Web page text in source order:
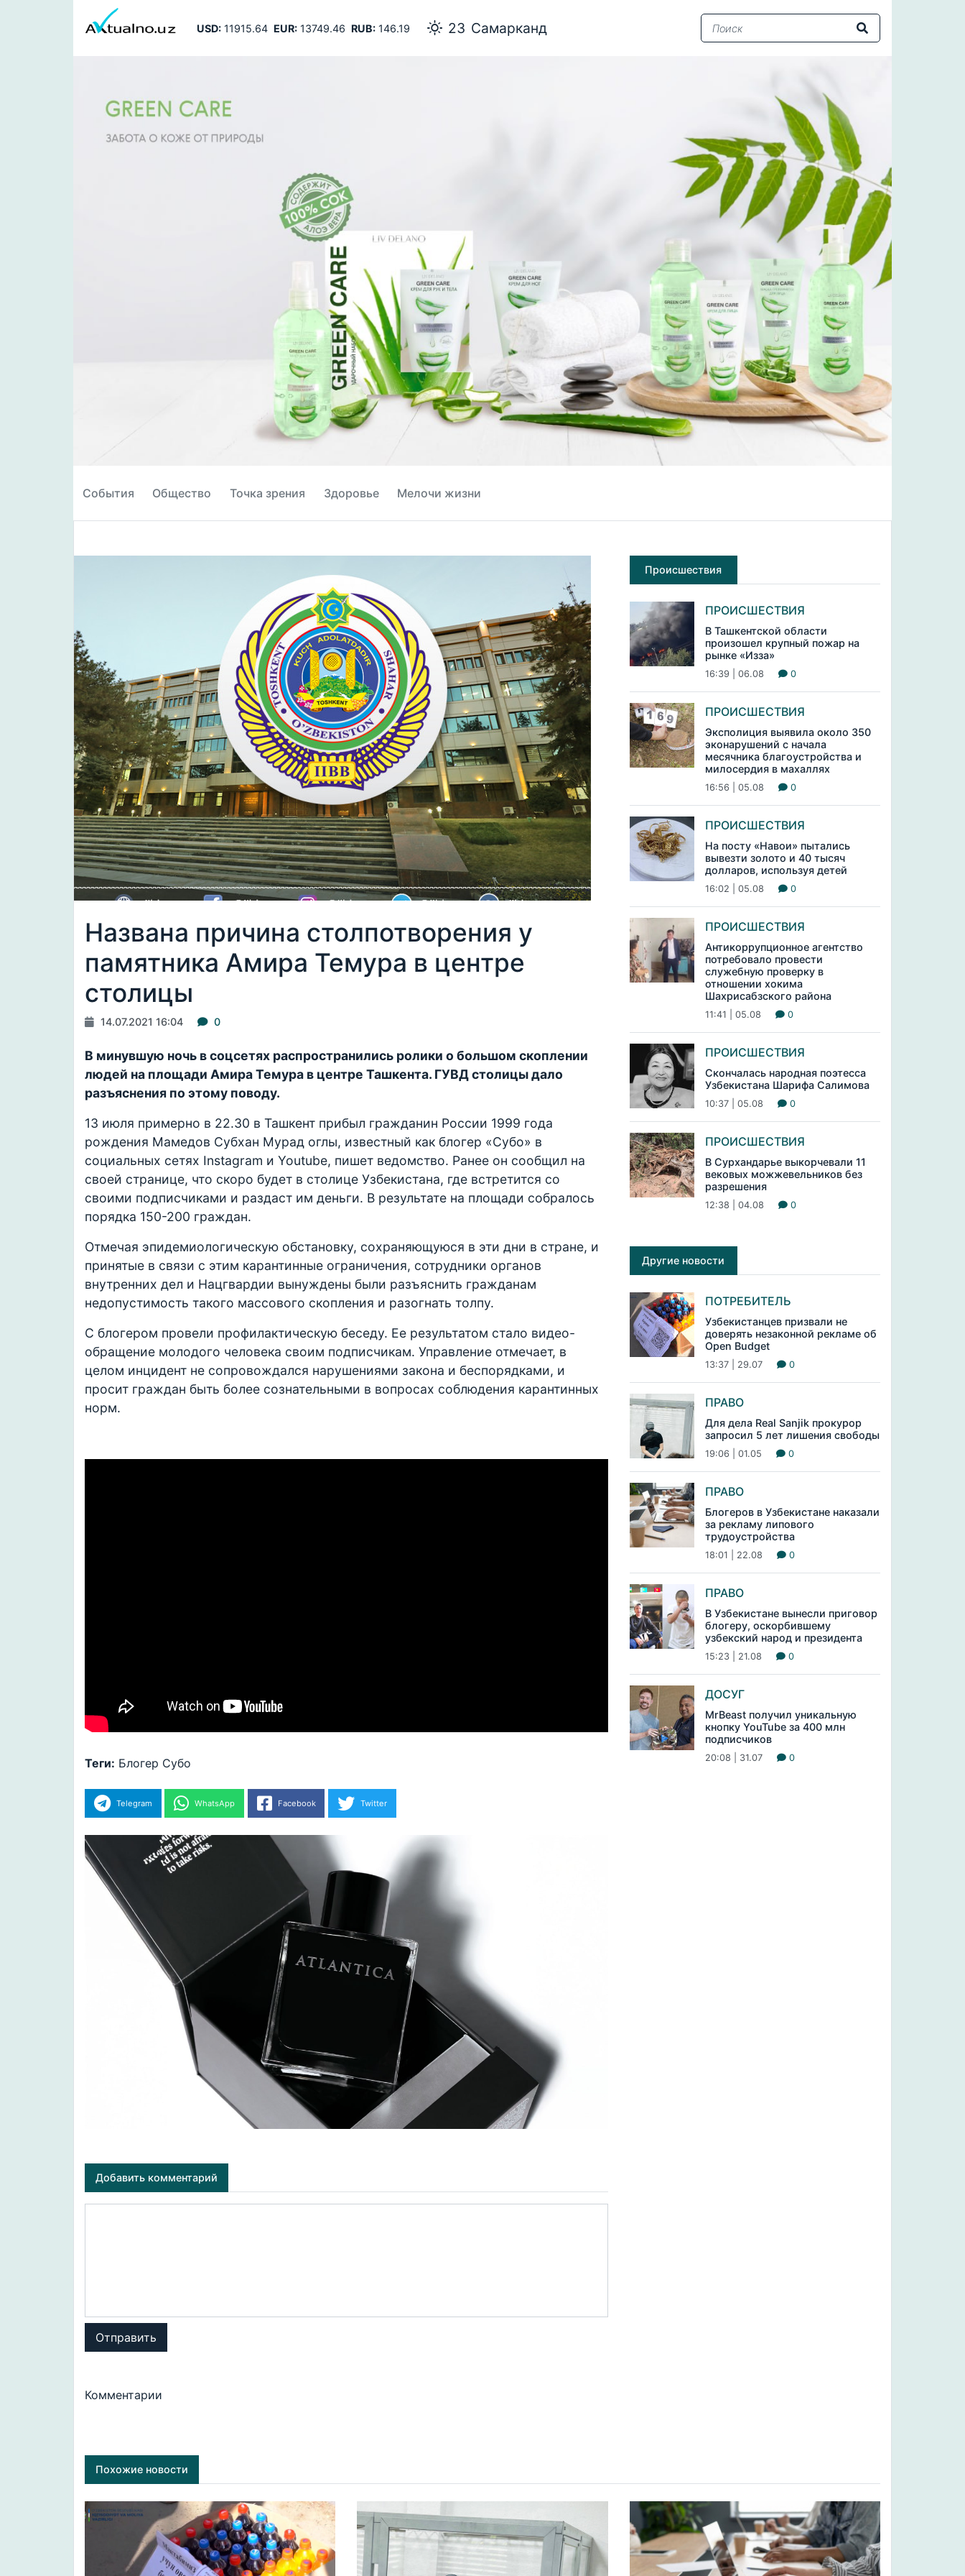
USD:11915.64 EUR:13749.46 RUB:146.19 23 Самарканд
События Общество Точка зрения Здоровье Мелочи жизни
Названа причина столпотворения у
памятника Амира Темура в центре
столицы
14.07.2021 16:04 0
В минувшую ночь в соцсетях распространились ролики о большом скоплении
людей на площади Амира Темура в центре Ташкента. ГУВД столицы дало
разъяснения по этому поводу.
13 июля примерно в 22.30 в Ташкент прибыл гражданин России 1999 года
рождения Мамедов Субхан Мурад оглы, известный как блогер «Субо» в
социальных сетях Instagram и Youtube, пишет ведомство. Ранее он сообщил на
своей странице, что скоро будет в столице Узбекистана, где встретится со
своими подписчиками и раздаст им деньги. В результате на площади собралось
порядка 150-200 граждан.
Отмечая эпидемиологическую обстановку, сохраняющуюся в эти дни в стране, и
принятые в связи с этим карантинные ограничения, сотрудники органов
внутренних дел и Нацгвардии вынуждены были разъяснить гражданам
недопустимость такого массового скопления и разогнать толпу.
С блогером провели профилактическую беседу. Ее результатом стало видео-
обращение молодого человека своим подписчикам. Управление отмечает, в
целом инцидент не сопровождался нарушениями закона и беспорядками, и
просит граждан быть более сознательными в вопросах соблюдения карантинных
норм.
Теги: Блогер Субо
Telegram WhatsApp Facebook Twitter
Добавить комментарий
Отправить
Комментарии
Происшествия
ПРОИСШЕСТВИЯ
В Ташкентской области
произошел крупный пожар на
рынке «Изза»
16:39 | 06.08 0
ПРОИСШЕСТВИЯ
Эксполиция выявила около 350
эконарушений с начала
месячника благоустройства и
милосердия в махаллях
16:56 | 05.08 0
ПРОИСШЕСТВИЯ
На посту «Навои» пытались
вывезти золото и 40 тысяч
долларов, используя детей
16:02 | 05.08 0
ПРОИСШЕСТВИЯ
Антикоррупционное агентство
потребовало провести
служебную проверку в
отношении хокима
Шахрисабзского района
11:41 | 05.08 0
ПРОИСШЕСТВИЯ
Скончалась народная поэтесса
Узбекистана Шарифа Салимова
10:37 | 05.08 0
ПРОИСШЕСТВИЯ
В Сурхандарье выкорчевали 11
вековых можжевельников без
разрешения
12:38 | 04.08 0
Другие новости
ПОТРЕБИТЕЛЬ
Узбекистанцев призвали не
доверять незаконной рекламе об
Open Budget
13:37 | 29.07 0
ПРАВО
Для дела Real Sanjik прокурор
запросил 5 лет лишения свободы
19:06 | 01.05 0
ПРАВО
Блогеров в Узбекистане наказали
за рекламу липового
трудоустройства
18:01 | 22.08 0
ПРАВО
В Узбекистане вынесли приговор
блогеру, оскорбившему
узбекский народ и президента
15:23 | 21.08 0
ДОСУГ
MrBeast получил уникальную
кнопку YouTube за 400 млн
подписчиков
20:08 | 31.07 0
Похожие новости